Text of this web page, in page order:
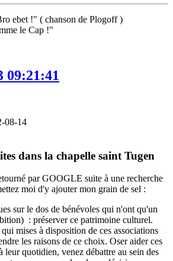
ebet !" ( chanson de Plogoff )
le Cap !"
09:21:41
08-14
dans la chapelle saint Tugen
par GOOGLE suite à une recherche
moi d'y ajouter mon grain de sel :
sur le dos de bénévoles qui n'ont qu'un
: préserver ce patrimoine culturel.
mises à disposition de ces associations
les raisons de ce choix. Oser aider ces
leur quotidien, venez débattre au sein des